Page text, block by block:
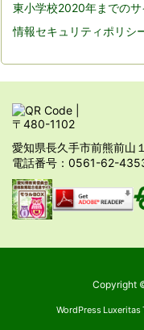
東小学校2020年までのサ
情報セキュリティポリシ
〒480-1102
愛知県長久手市前熊前山
電話番号：0561-62-
Copyright
WordPress